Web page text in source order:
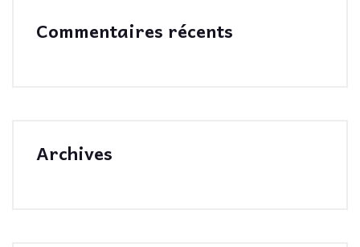
Commentaires récents
Archives